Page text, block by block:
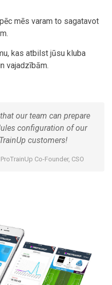
mēs varam to sagatavot
kas atbilst jūsu kluba
vajadzībām.
our team can prepare
configuration of our
customers!
Co-Founder, CSO